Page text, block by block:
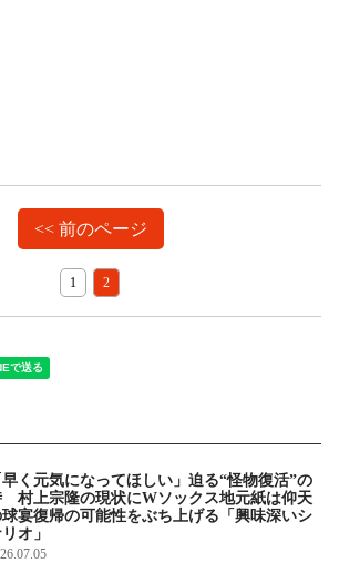
<< 前のページ
1 2
早く元気になってほしい」迫る“怪物復活”の
村上宗隆の現状にWソックス地元紙は仰天
宴復帰の可能性をぶち上げる「興味深いシ
オ」